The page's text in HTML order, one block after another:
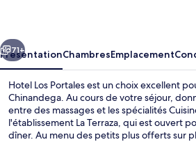
Suivant
71+
PrésentationChambresEmplacement
Hotel Los Portales est un choix excellent
Chinandega. Au cours de votre séjour,
entre des massages et les spécialités
l'établissement La Terraza, qui est ouvert
dîner. Au menu des petits plus offerts sur